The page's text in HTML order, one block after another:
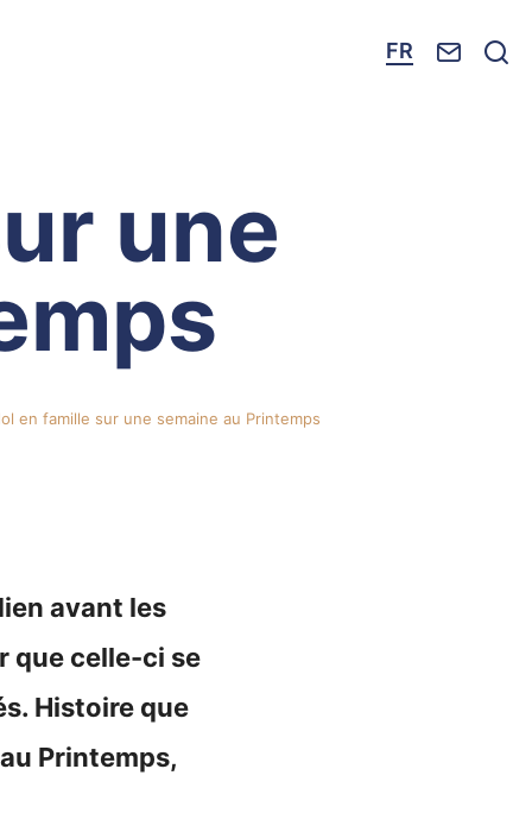
FR Nous
une
en famille sur une semaine au Printemps
avant les
que celle-ci se
Histoire que
Printemps,